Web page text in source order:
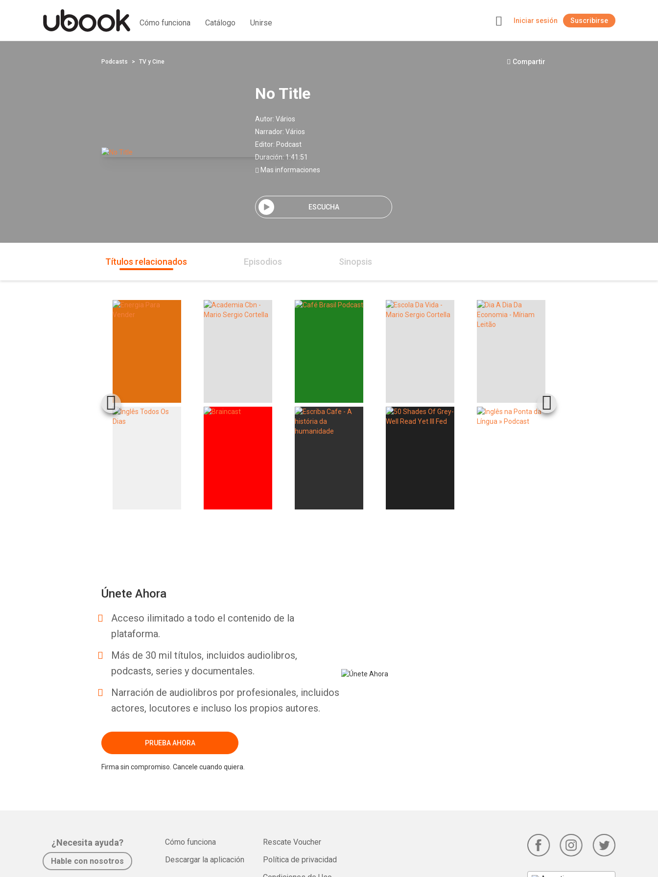
Cómo funciona Catálogo Unirse Iniciar sesión Suscribirse
Podcasts TV y Cine Compartir
No Title
Autor: Vários
Narrador: Vários
Editor: Podcast
Duración: 1:41:51
Mas informaciones
ESCUCHA
Títulos relacionados Episodios Sinopsis
Únete Ahora
Acceso ilimitado a todo el contenido de la
plataforma.
Más de 30 mil títulos, incluidos audiolibros,
podcasts, series y documentales.
Narración de audiolibros por profesionales, incluidos
actores, locutores e incluso los propios autores.
PRUEBA AHORA
Firma sin compromiso. Cancele cuando quiera.
¿Necesita ayuda?
Hable con nosotros
Cómo funciona
Descargar la aplicación
Rescate Voucher
Política de privacidad